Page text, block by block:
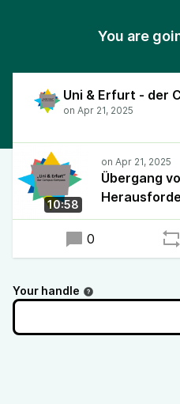
You are
10:58
Übergang
0
Your handle